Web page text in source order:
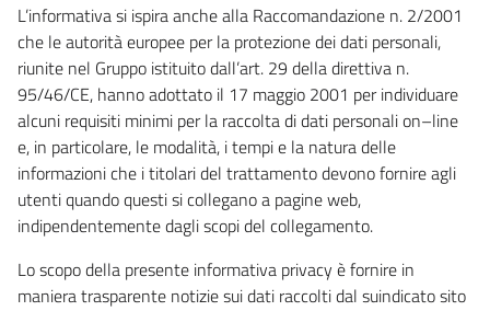
L’informativa si ispira anche alla Raccomandazione n. 2/2001
che le autorità europee per la protezione dei dati personali,
riunite nel Gruppo istituito dall’art. 29 della direttiva n.
95/46/CE, hanno adottato il 17 maggio 2001 per individuare
alcuni requisiti minimi per la raccolta di dati personali on–line
e, in particolare, le modalità, i tempi e la natura delle
informazioni che i titolari del trattamento devono fornire agli
utenti quando questi si collegano a pagine web,
indipendentemente dagli scopi del collegamento.
Lo scopo della presente informativa privacy è fornire in
maniera trasparente notizie sui dati raccolti dal suindicato sito